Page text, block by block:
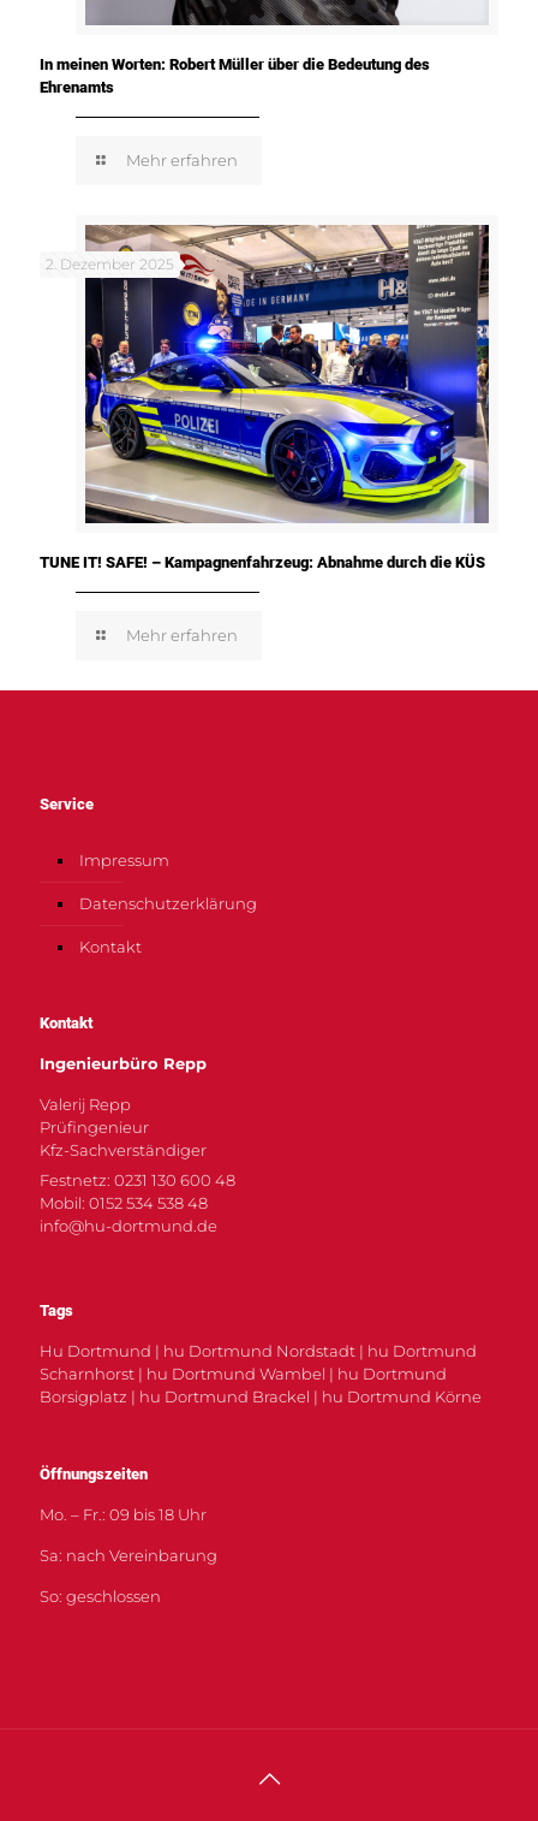
In meinen Worten: Robert Müller über die Bedeutung des
Ehrenamts
Mehr erfahren
2. Dezember 2025
TUNE IT! SAFE! – Kampagnenfahrzeug: Abnahme durch die KÜS
Mehr erfahren
Service
Impressum
Datenschutzerklärung
Kontakt
Kontakt
Ingenieurbüro Repp
Valerij Repp
Prüfingenieur
Kfz-Sachverständiger
Festnetz: 0231 130 600 48
Mobil: 0152 534 538 48
info@hu-dortmund.de
Tags
Hu Dortmund | hu Dortmund Nordstadt | hu Dortmund
Scharnhorst | hu Dortmund Wambel | hu Dortmund
Borsigplatz | hu Dortmund Brackel | hu Dortmund Körne
Öffnungszeiten
Mo. – Fr.: 09 bis 18 Uhr
Sa: nach Vereinbarung
So: geschlossen